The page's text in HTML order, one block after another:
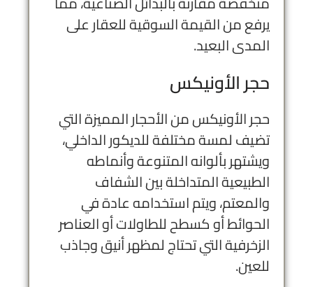
يرفع من القيمة السوقية للعقار على
المدى البعيد.
حجر الأونيكس
حجر الأونيكس من الأحجار المميزة التي
تضيف لمسة مختلفة للديكور الداخلي،
ويشتهر بألوانه المتنوعة وأنماطه
الطبيعية المتداخلة بين الشفاف
والمعتم، ويتم استخدامه عادة في
الحوائط أو كسطح للطاولات أو العناصر
الزخرفية التي تحتاج لمظهر أنيق وجاذب
للعين.